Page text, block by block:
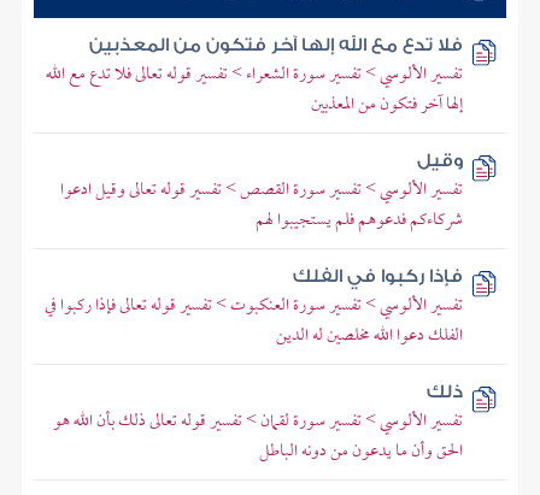
فلا تدع مع الله إلها آخر فتكون من المعذبين
تفسير الألوسي > تفسير سورة الشعراء > تفسير قوله تعالى فلا تدع مع الله
إلها آخر فتكون من المعذبين
وقيل
تفسير الألوسي > تفسير سورة القصص > تفسير قوله تعالى وقيل ادعوا
شركاءكم فدعوهم فلم يستجيبوا لهم
فإذا ركبوا في الفلك
تفسير الألوسي > تفسير سورة العنكبوت > تفسير قوله تعالى فإذا ركبوا في
الفلك دعوا الله مخلصين له الدين
ذلك
تفسير الألوسي > تفسير سورة لقمان > تفسير قوله تعالى ذلك بأن الله هو
الحق وأن ما يدعون من دونه الباطل